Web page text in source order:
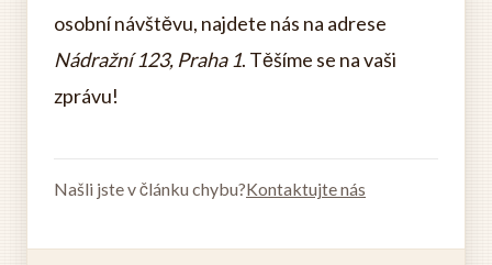
osobní návštěvu, najdete nás na adrese
Nádražní 123, Praha 1. Těšíme se na vaši
zprávu!
Našli jste v článku chybu?Kontaktujte nás